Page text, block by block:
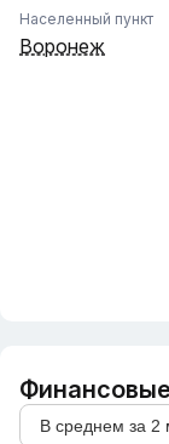
Населенный пункт
Воронеж